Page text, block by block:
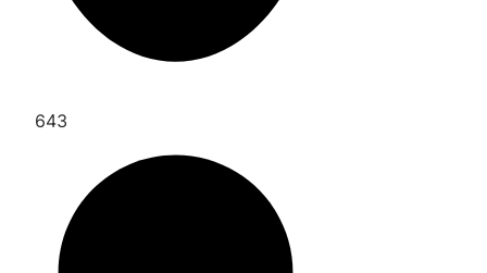
643